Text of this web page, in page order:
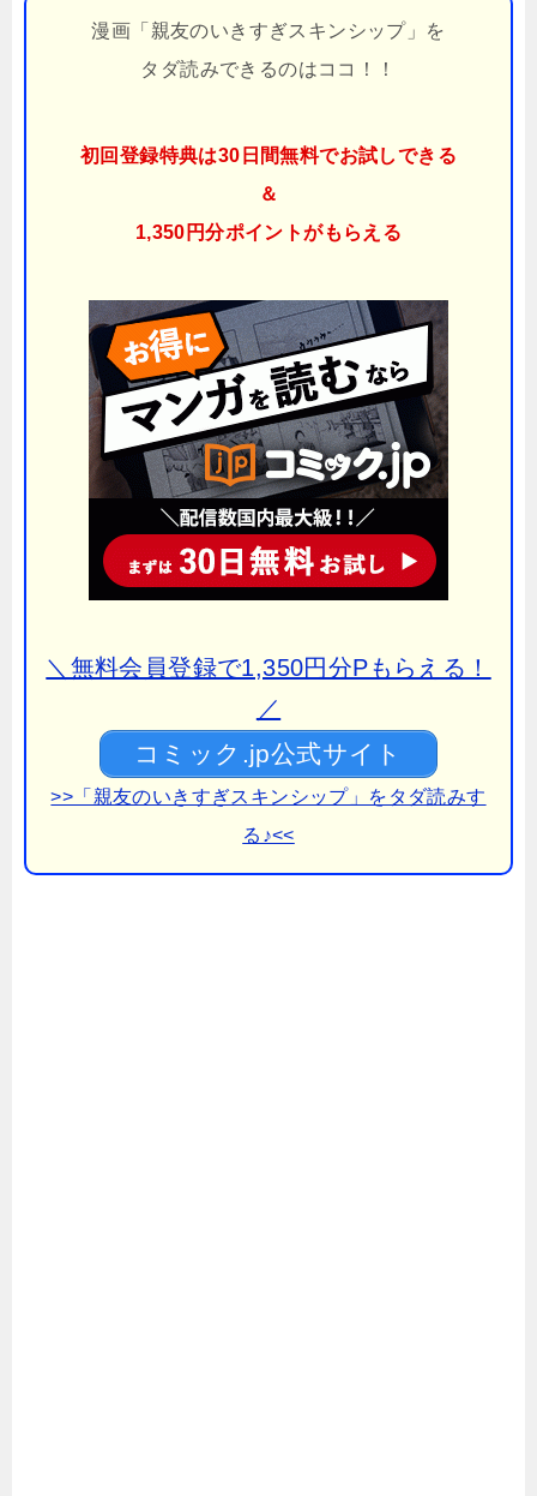
漫画「親友のいきすぎスキンシップ」を
タダ読みできるのはココ！！
初回登録特典は30日間無料でお試しできる
＆
1,350円分ポイントがもらえる
＼無料会員登録で1,350円分Pもらえる！
／
コミック.jp公式サイト
>>「親友のいきすぎスキンシップ」をタダ読みす
る♪<<